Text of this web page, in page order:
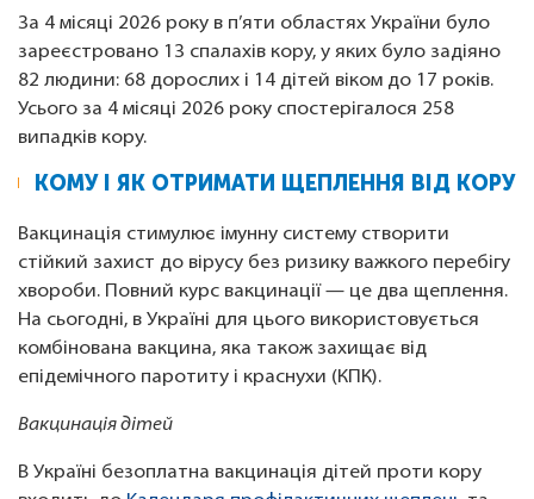
За 4 місяці 2026 року в п’яти областях України було
зареєстровано 13 спалахів кору, у яких було задіяно
82 людини: 68 дорослих і 14 дітей віком до 17 років.
Усього за 4 місяці 2026 року спостерігалося 258
випадків кору.
КОМУ І ЯК ОТРИМАТИ ЩЕПЛЕННЯ ВІД КОРУ
Вакцинація стимулює імунну систему створити
стійкий захист до вірусу без ризику важкого перебігу
хвороби. Повний курс вакцинації — це два щеплення.
На сьогодні, в Україні для цього використовується
комбінована вакцина, яка також захищає від
епідемічного паротиту і краснухи (КПК).
Вакцинація дітей
В Україні безоплатна вакцинація дітей проти кору